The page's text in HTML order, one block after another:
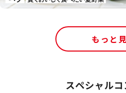
もっと
スペシャル